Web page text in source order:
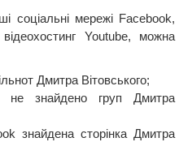
соціальні мережі Facebook,
Youtube, можна
Дмитра Вітовського;
не знайдено груп Дмитра
знайдена сторінка Дмитра